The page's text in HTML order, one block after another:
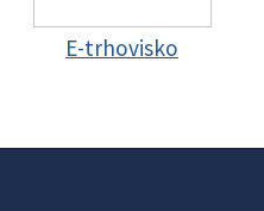
E-trhovisko